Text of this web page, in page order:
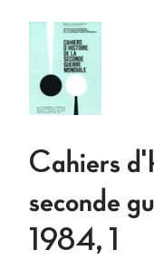
Cahiers
seconde
1984, 1